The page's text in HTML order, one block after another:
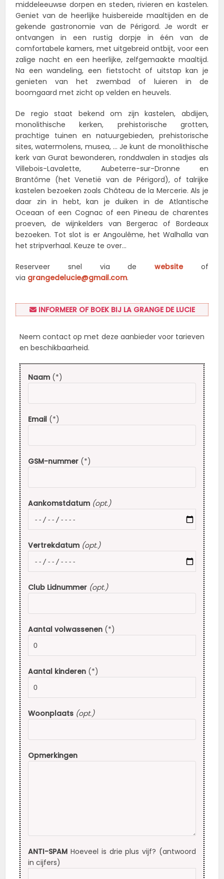
middeleeuwse dorpen en steden, rivieren en kastelen.
Geniet van de heerlijke huisbereide maaltijden en de
gekende gastronomie van de Périgord. Je wordt er
ontvangen in een rustig dorpje in één van de
comfortabele kamers, met uitgebreid ontbijt, voor een
zalige nacht en een heerlijke, zelfgemaakte maaltijd.
Na een wandeling, een fietstocht of uitstap kan je
genieten van het zwembad of luieren in de
boomgaard met zicht op velden en heuvels.
De regio staat bekend om zijn kastelen, abdijen,
monolithische kerken, prehistorische grotten,
prachtige tuinen en natuurgebieden, prehistorische
sites, watermolens, musea, … Je kunt de monolithische
kerk van Gurat bewonderen, ronddwalen in stadjes als
Villebois-Lavalette, Aubeterre-sur-Dronne en
Brantôme (het Venetië van de Périgord), of talrijke
kastelen bezoeken zoals Château de la Mercerie. Als je
daar zin in hebt, kan je duiken in de Atlantische
Oceaan of een Cognac of een Pineau de charentes
proeven, de wijnkelders van Bergerac of Bordeaux
bezoeken. Tot slot is er Angoulême, het Walhalla van
het stripverhaal. Keuze te over…
Reserveer snel via dewebsiteof
via grangedelucie@gmail.com.
INFORMEER OF BOEK BIJ LA GRANGE DE LUCIE
Neem contact op met deze aanbieder voor tarieven
en beschikbaarheid.
Naam(*)
Email(*)
GSM-nummer(*)
Aankomstdatum (opt.)
Vertrekdatum (opt.)
Club Lidnummer (opt.)
Aantal volwassenen(*)
Aantal kinderen(*)
Woonplaats (opt.)
Opmerkingen
ANTI-SPAMHoeveel is drie plus vijf? (antwoord
in cijfers)